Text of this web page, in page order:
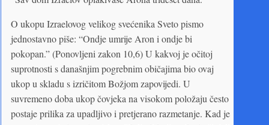
O ukopu Izraelovog velikog svećenika Sveto pismo
jednostavno piše: “Ondje umrije Aron i ondje bi
pokopan.” (Ponovljeni zakon 10,6) U kakvoj je očitoj
suprotnosti s današnjim pogrebnim običajima bio ovaj
ukop u skladu s izričitom Božjom zapovijedi. U
suvremeno doba ukop čovjeka na visokom položaju često
postaje prilika za upadljivo i pretjerano razmetanje. Kad je